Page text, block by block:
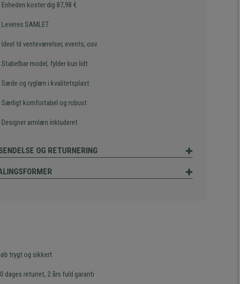
Enheden koster dig 87,98 €
Leveres SAMLET
Ideel til venteværelser, events, osv.
Stabelbar model, fylder kun lidt
Sæde og ryglæn i kvalitetsplast
Særligt komfortabel og robust
Designer armlæn inkluderet
OG RETURNERING
trygt og sikkert
dages returret, 2 års fuld garanti